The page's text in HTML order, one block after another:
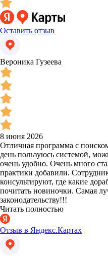
Оставить отзыв
Вероника Гузеева
8 июня 2026
Отличная программа с
день пользуюсь системой,
очень удобно. Очень много
практики добавили.
консультируют, где какие
почитать новиночки. Самая
законодательству!!!
Читать полностью
Отзыв в Яндекс.Картах